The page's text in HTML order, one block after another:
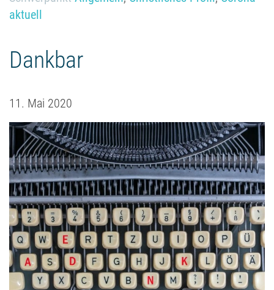
aktuell
Dankbar
11. Mai 2020